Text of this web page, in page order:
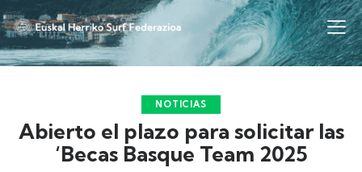
NOTICIAS
Abierto el plazo para solicitar las
‘Becas Basque Team 2025